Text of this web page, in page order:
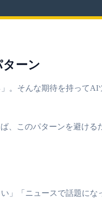
ーン
。そんな期待を持っ
、このパターンを避け
」「ニュースで話題に